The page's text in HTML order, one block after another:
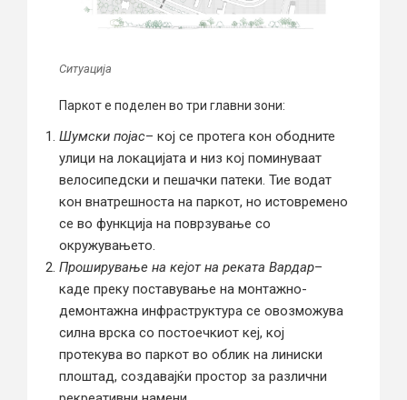
Ситуација
Паркот е поделен во три главни зони:
Шумски појас– кој се протега кон ободните
улици на локацијата и низ кој поминуваат
велосипедски и пешачки патеки. Тие водат
кон внатрешноста на паркот, но истовремено
се во функција на поврзување со
окружувањето.
Проширување на кејот на реката Вардар–
каде преку поставување на монтажно-
демонтажна инфраструктура се овозможува
силна врска со постоечкиот кеј, кој
протекува во паркот во облик на линиски
плоштад, создавајќи простор за различни